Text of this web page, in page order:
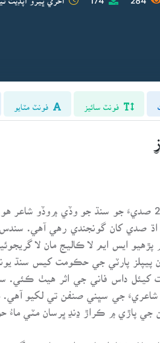
فونٽ سائيز فونٽ مٽايو
شيخ اياز 20 صديءَ جو سنڌ جو وڏي
پيپلز پارٽي جي حڪومت کيس سنڌ
جي پاڙي ۾ ڪراڙ ڍنڍ ڀرسان مٽي ماءُ
تو لاءِ ڪٺا، انسان هزارين مان نه رڳو